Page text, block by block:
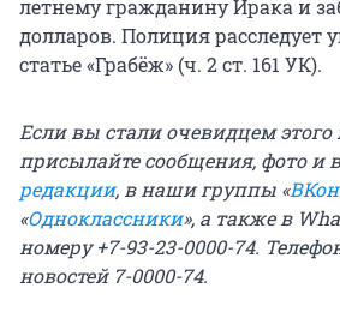
летнему гражданину Ирака и
долларов. Полиция расследует
статье «Грабёж» (ч. 2 ст. 161 УК).
Если вы стали очевидцем
присылайте сообщения, фото и
редакции, в наши группы «
«Одноклассники», а также в
номеру +7-93-23-0000-74.
новостей 7-0000-74.